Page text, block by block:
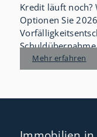
Kredit läuft
Optionen Sie
Mehr erfahren